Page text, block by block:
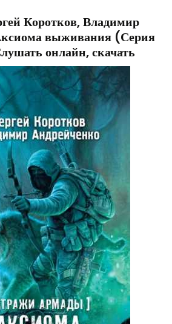
Коротков, Владимир
выживания (Серия
онлайн, скачать